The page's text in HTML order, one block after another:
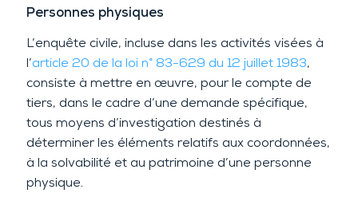
Personnes physiques
L’enquête civile, incluse dans les activités visées à
l’article 20 de la loi n° 83-629 du 12 juillet 1983,
consiste à mettre en œuvre, pour le compte de
tiers, dans le cadre d’une demande spécifique,
tous moyens d’investigation destinés à
déterminer les éléments relatifs aux coordonnées,
à la solvabilité et au patrimoine d’une personne
physique.